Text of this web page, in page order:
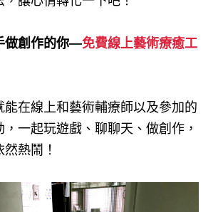
做創作的你—免費線上藝術療癒工
能在線上和藝術輔療師以及參加的
，一起玩遊戲、聊聊天、做創作，
熱鬧！